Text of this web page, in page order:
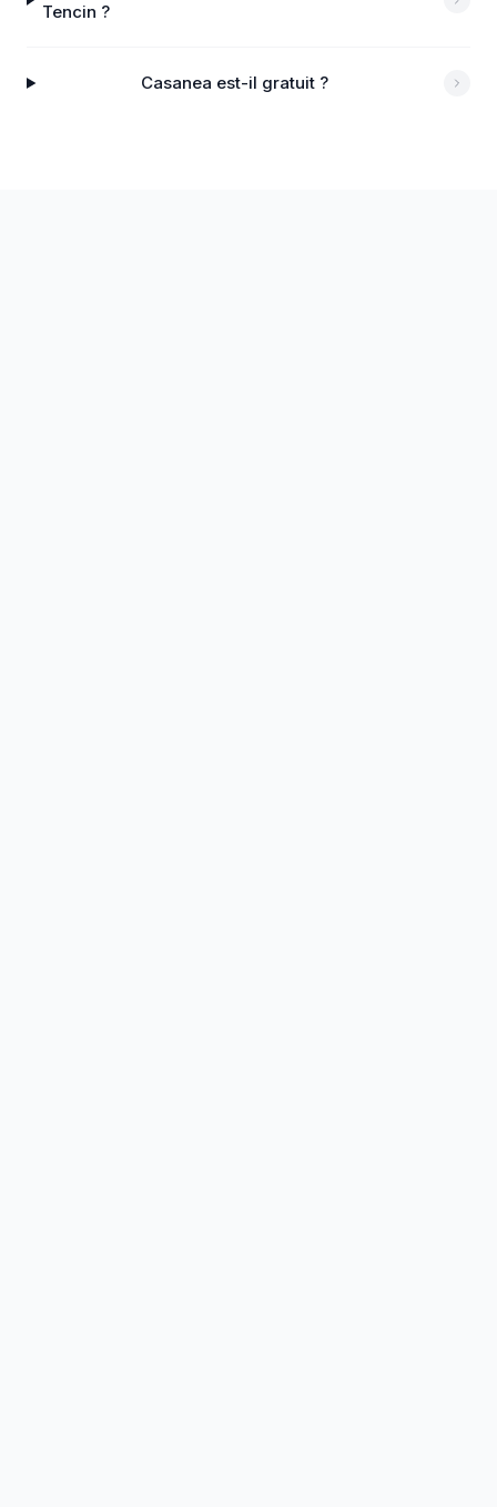
Tencin ?
Casanea est-il gratuit ?